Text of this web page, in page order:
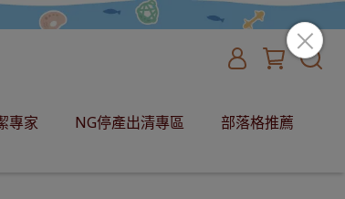
專家 NG停產出清專區
部落格推薦